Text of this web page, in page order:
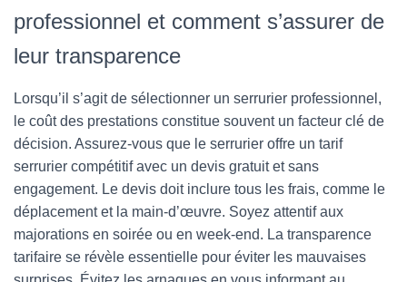
professionnel et comment s’assurer de
leur transparence
Lorsqu’il s’agit de sélectionner un serrurier professionnel,
le coût des prestations constitue souvent un facteur clé de
décision. Assurez-vous que le serrurier offre un tarif
serrurier compétitif avec un devis gratuit et sans
engagement. Le devis doit inclure tous les frais, comme le
déplacement et la main-d’œuvre. Soyez attentif aux
majorations en soirée ou en week-end. La transparence
tarifaire se révèle essentielle pour éviter les mauvaises